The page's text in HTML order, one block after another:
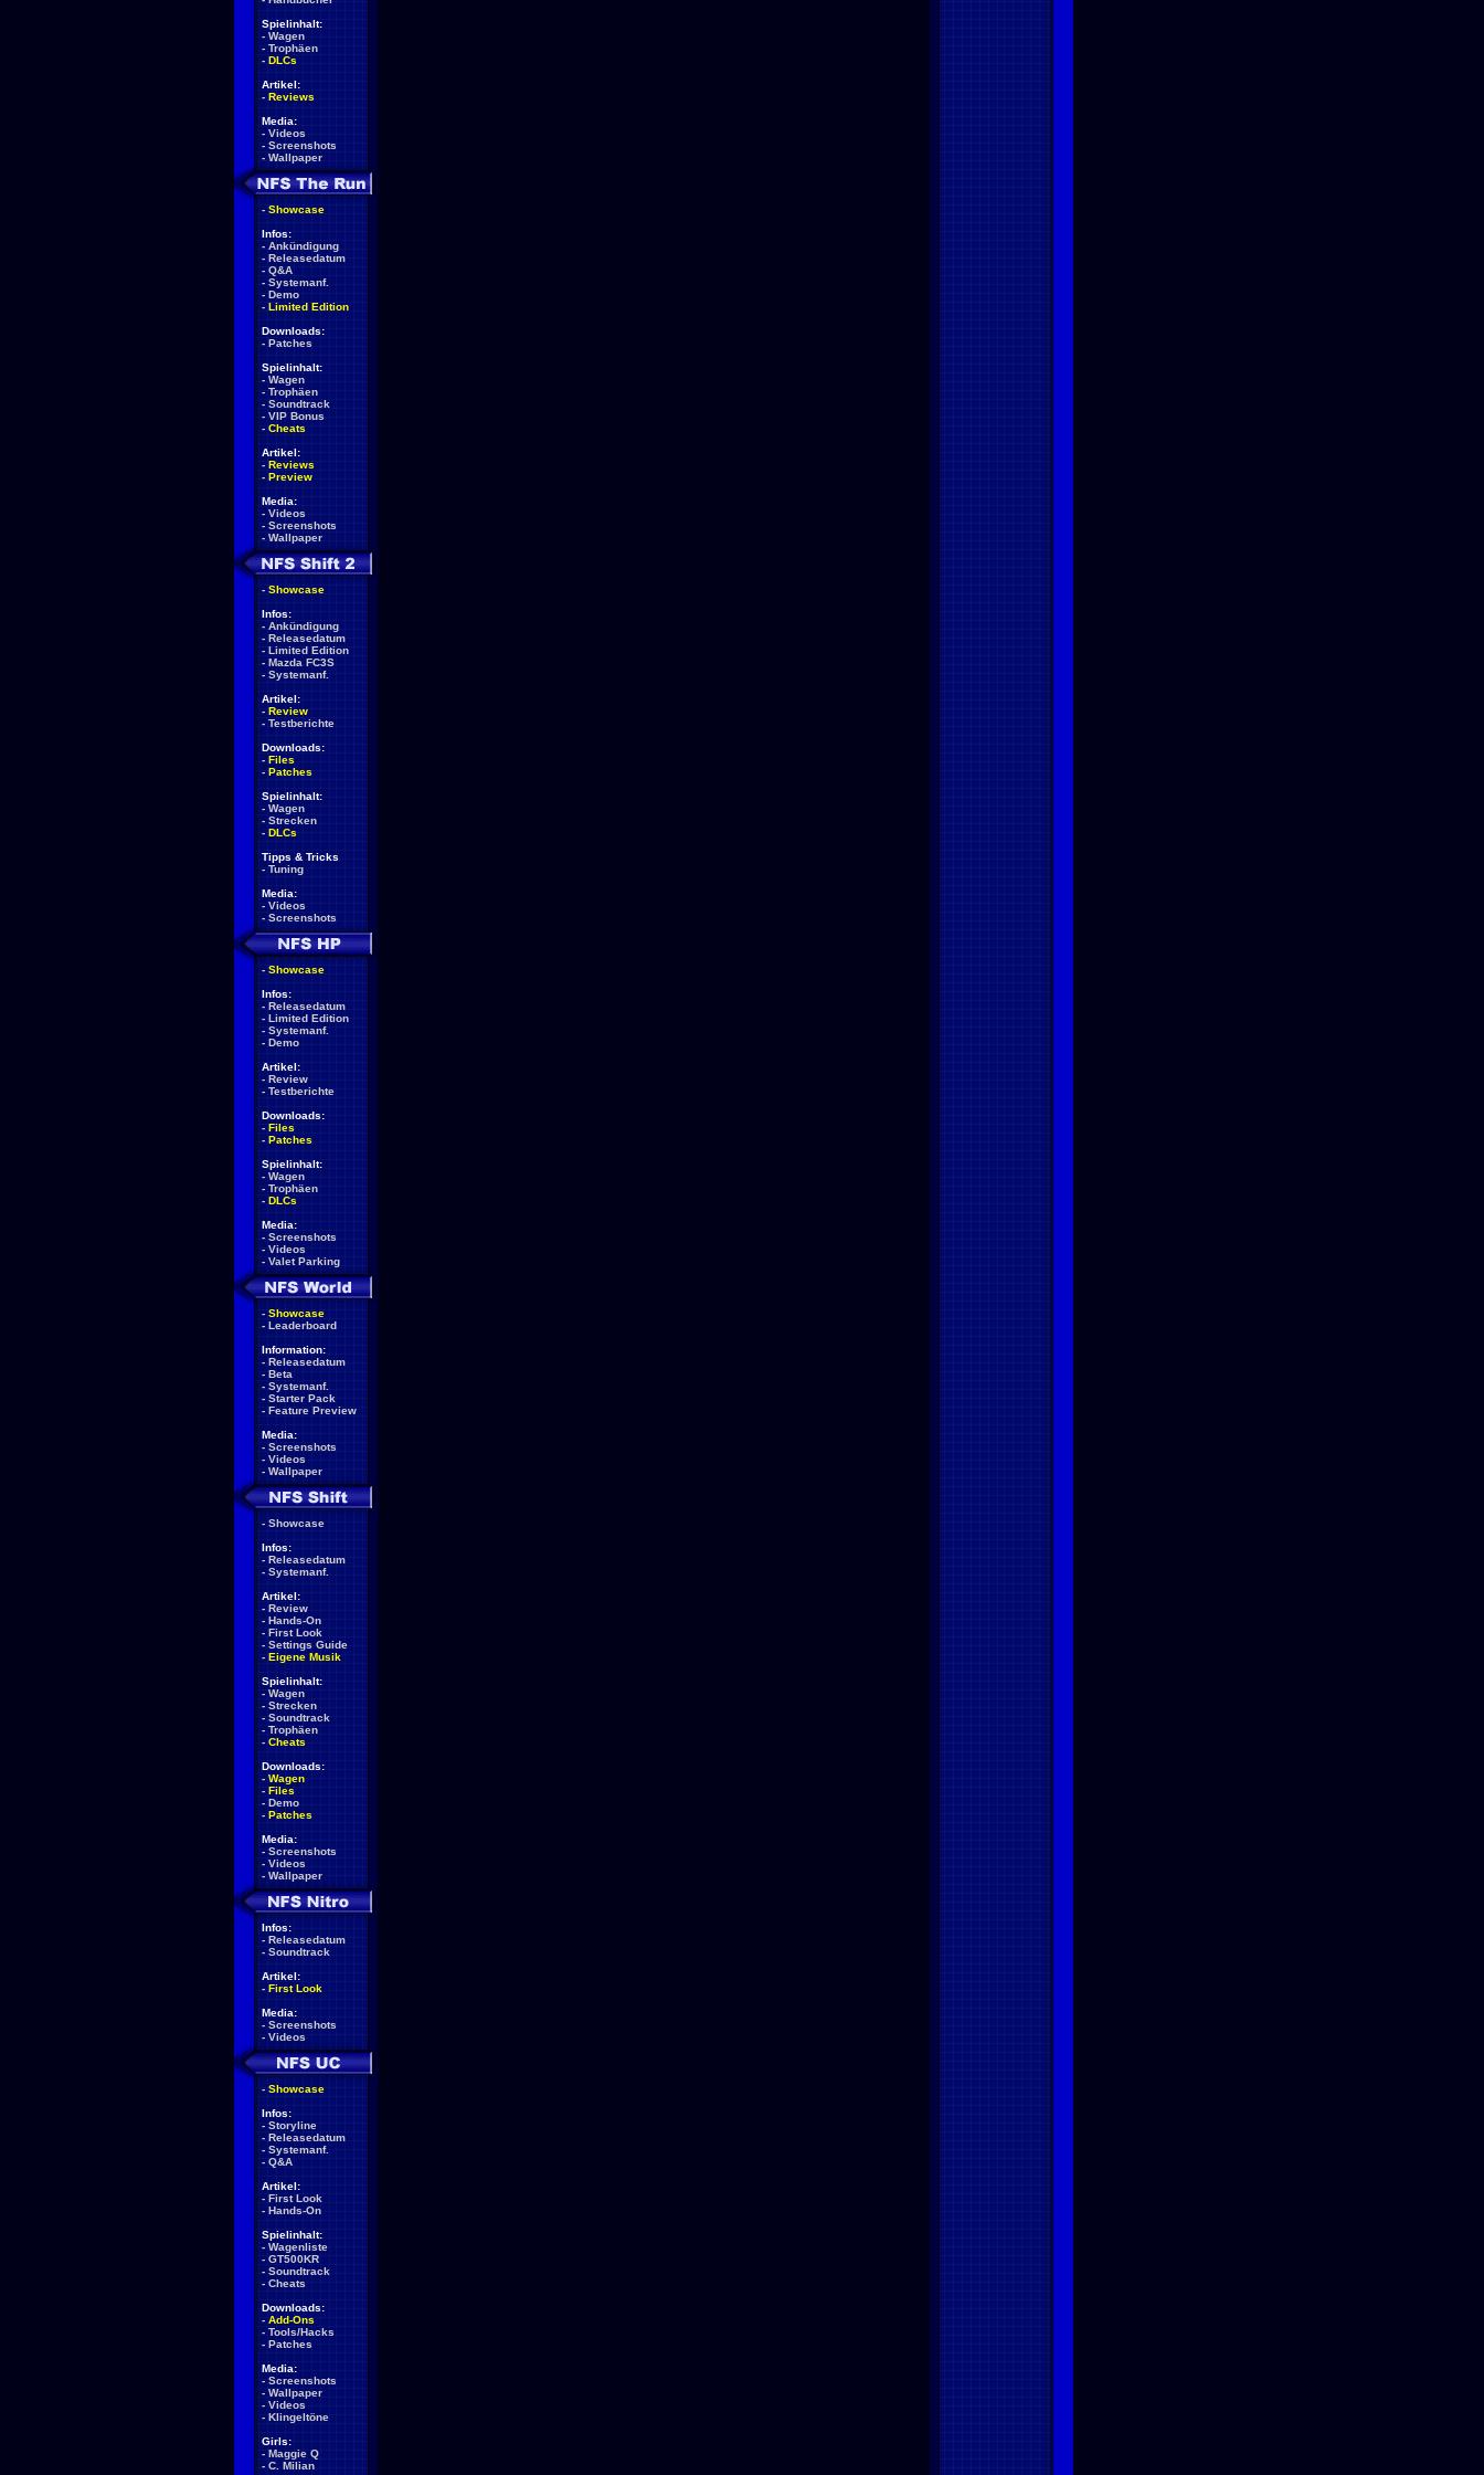
Spielinhalt:
- Wagen
- Trophäen
- DLCs
Artikel:
- Reviews
Media:
- Videos
- Screenshots
- Wallpaper
- Showcase
Infos:
- Ankündigung
- Releasedatum
- Q&A
- Systemanf.
- Demo
- Limited Edition
Downloads:
- Patches
Spielinhalt:
- Wagen
- Trophäen
- Soundtrack
- VIP Bonus
- Cheats
Artikel:
- Reviews
- Preview
Media:
- Videos
- Screenshots
- Wallpaper
- Showcase
Infos:
- Ankündigung
- Releasedatum
- Limited Edition
- Mazda FC3S
- Systemanf.
Artikel:
- Review
- Testberichte
Downloads:
- Files
- Patches
Spielinhalt:
- Wagen
- Strecken
- DLCs
Tipps & Tricks
- Tuning
Media:
- Videos
- Screenshots
- Showcase
Infos:
- Releasedatum
- Limited Edition
- Systemanf.
- Demo
Artikel:
- Review
- Testberichte
Downloads:
- Files
- Patches
Spielinhalt:
- Wagen
- Trophäen
- DLCs
Media:
- Screenshots
- Videos
- Valet Parking
- Showcase
- Leaderboard
Information:
- Releasedatum
- Beta
- Systemanf.
- Starter Pack
- Feature Preview
Media:
- Screenshots
- Videos
- Wallpaper
- Showcase
Infos:
- Releasedatum
- Systemanf.
Artikel:
- Review
- Hands-On
- First Look
- Settings Guide
- Eigene Musik
Spielinhalt:
- Wagen
- Strecken
- Soundtrack
- Trophäen
- Cheats
Downloads:
- Wagen
- Files
- Demo
- Patches
Media:
- Screenshots
- Videos
- Wallpaper
Infos:
- Releasedatum
- Soundtrack
Artikel:
- First Look
Media:
- Screenshots
- Videos
- Showcase
Infos:
- Storyline
- Releasedatum
- Systemanf.
- Q&A
Artikel:
- First Look
- Hands-On
Spielinhalt:
- Wagenliste
- GT500KR
- Soundtrack
- Cheats
Downloads:
- Add-Ons
- Tools/Hacks
- Patches
Media:
- Screenshots
- Wallpaper
- Videos
- Klingeltöne
Girls:
- Maggie Q
- C. Milian